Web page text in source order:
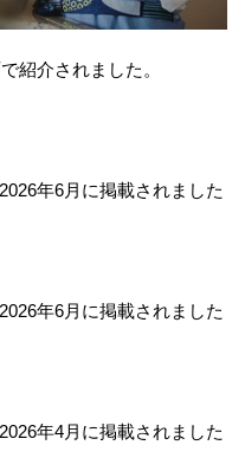
紹介されました。
年6月に掲載されました
年6月に掲載されました
年4月に掲載されました